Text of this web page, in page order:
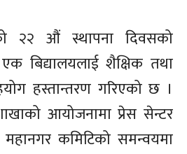
२२ औं स्थापना दिवसको
बिद्यालयलाई शैक्षिक तथा
हस्तान्तरण गरिएको छ ।
आयोजनामा प्रेस सेन्टर
कमिटिको समन्वयमा